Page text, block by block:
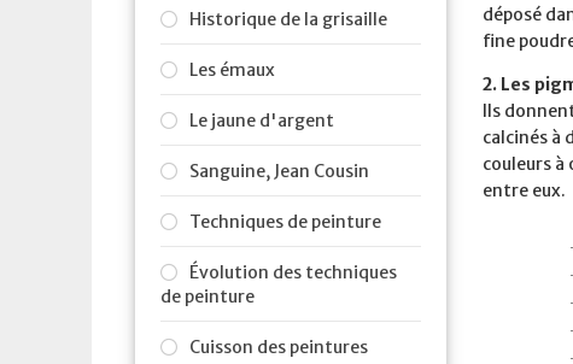
Historique de la grisaille
Les émaux
Le jaune d'argent
Sanguine, Jean Cousin
Techniques de peinture
Évolution des techniques
de peinture
Cuisson des peintures
déposé
fine
2. Les
Ils
calcinés à
couleurs
entre eux.